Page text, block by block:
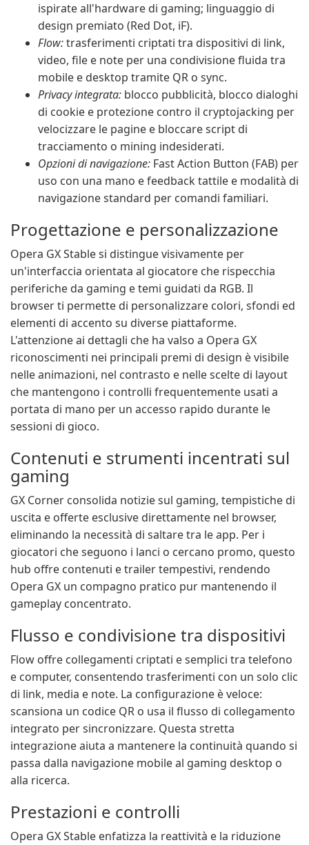
ispirate all'hardware di gaming; linguaggio di
design premiato (Red Dot, iF).
Flow:trasferimenti criptati tra dispositivi di link,
video, file e note per una condivisione fluida tra
mobile e desktop tramite QR o sync.
Privacy integrata: blocco pubblicità, blocco dialoghi
di cookie e protezione contro il cryptojacking per
velocizzare le pagine e bloccare script di
tracciamento o mining indesiderati.
Opzioni di navigazione: Fast Action Button (FAB) per
uso con una mano e feedback tattile e modalità di
navigazione standard per comandi familiari.
Progettazione e personalizzazione
Opera GX Stable si distingue visivamente per
un'interfaccia orientata al giocatore che rispecchia
periferiche da gaming e temi guidati da RGB. Il
browser ti permette di personalizzare colori, sfondi ed
elementi di accento su diverse piattaforme.
L'attenzione ai dettagli che ha valso a Opera GX
riconoscimenti nei principali premi di design è visibile
nelle animazioni, nel contrasto e nelle scelte di layout
che mantengono i controlli frequentemente usati a
portata di mano per un accesso rapido durante le
sessioni di gioco.
Contenuti e strumenti incentrati sul
gaming
GX Corner consolida notizie sul gaming, tempistiche di
uscita e offerte esclusive direttamente nel browser,
eliminando la necessità di saltare tra le app. Per i
giocatori che seguono i lanci o cercano promo, questo
hub offre contenuti e trailer tempestivi, rendendo
Opera GX un compagno pratico pur mantenendo il
gameplay concentrato.
Flusso e condivisione tra dispositivi
Flow offre collegamenti criptati e semplici tra telefono
e computer, consentendo trasferimenti con un solo clic
di link, media e note. La configurazione è veloce:
scansiona un codice QR o usa il flusso di collegamento
integrato per sincronizzare. Questa stretta
integrazione aiuta a mantenere la continuità quando si
passa dalla navigazione mobile al gaming desktop o
alla ricerca.
Prestazioni e controlli
Opera GX Stable enfatizza la reattività e la riduzione